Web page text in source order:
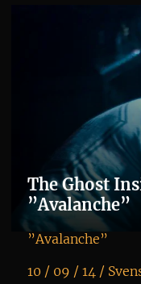
The Ghost
”Avalanche”
”Avalanche”
10 / 09 / 14 /